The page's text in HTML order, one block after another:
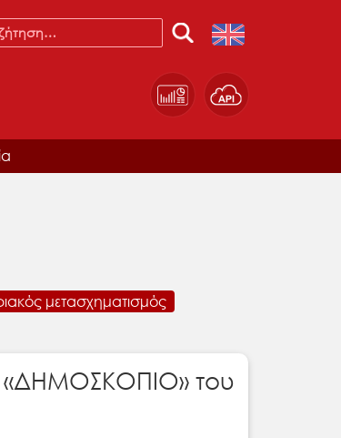
μετασχηματισμός
«ΔΗΜΟΣΚΟΠΙΟ» του